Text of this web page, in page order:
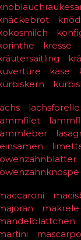
kresse
käse
lachsforelle
makrele